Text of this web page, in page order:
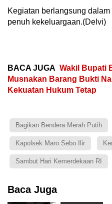
Kegiatan berlangsung
penuh kekeluargaan.(Delvi)
BACA JUGA Wakil Bupati
Musnakan Barang Bukti
Kekuatan Hukum Tetap
Bagikan Bendera Merah Putih
Kapolsek Maro Sebo Ilir
Sambut Hari Kemerdekaan RI
Baca Juga